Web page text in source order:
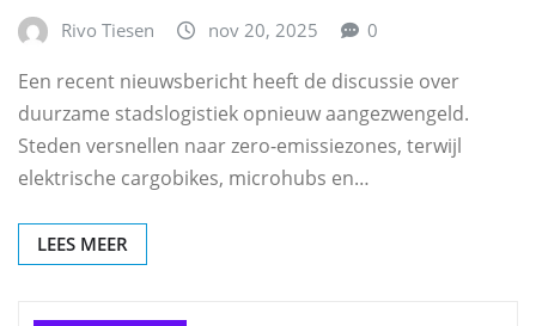
Rivo Tiesen nov 20, 2025 0
Een recent nieuwsbericht heeft de discussie over
duurzame stadslogistiek opnieuw aangezwengeld.
Steden versnellen naar zero-emissiezones, terwijl
elektrische cargobikes, microhubs en…
LEES MEER